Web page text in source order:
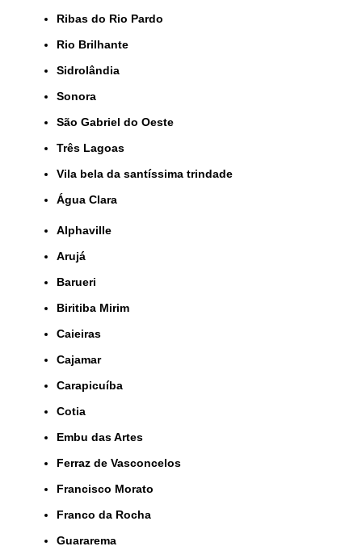
Ribas do Rio Pardo
Rio Brilhante
Sidrolândia
Sonora
São Gabriel do Oeste
Três Lagoas
Vila bela da santíssima trindade
Água Clara
Alphaville
Arujá
Barueri
Biritiba Mirim
Caieiras
Cajamar
Carapicuíba
Cotia
Embu das Artes
Ferraz de Vasconcelos
Francisco Morato
Franco da Rocha
Guararema